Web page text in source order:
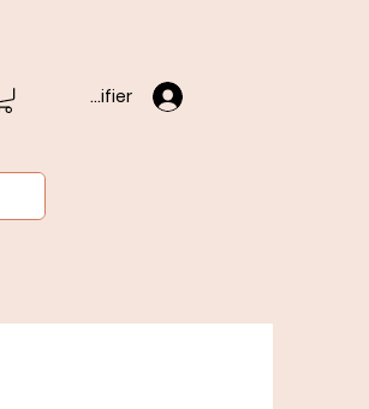
S'identifier